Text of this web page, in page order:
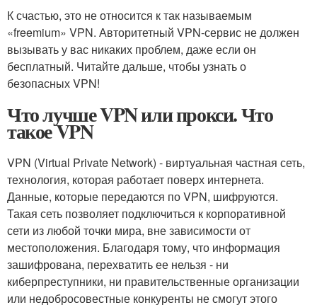
К счастью, это не относится к так называемым
«freemium» VPN. Авторитетный VPN-сервис не должен
вызывать у вас никаких проблем, даже если он
бесплатный. Читайте дальше, чтобы узнать о
безопасных VPN!
Что лучше VPN или прокси. Что
такое VPN
VPN (Virtual Private Network) - виртуальная частная сеть,
технология, которая работает поверх интернета.
Данные, которые передаются по VPN, шифруются.
Такая сеть позволяет подключиться к корпоративной
сети из любой точки мира, вне зависимости от
местоположения. Благодаря тому, что информация
зашифрована, перехватить ее нельзя - ни
киберпреступники, ни правительственные организации
или недобросовестные конкуренты не смогут этого